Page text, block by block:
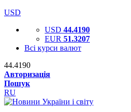
USD
USD 44.4190
EUR 51.3207
Всі курси валют
44.4190
Авторизація
Пошук
RU